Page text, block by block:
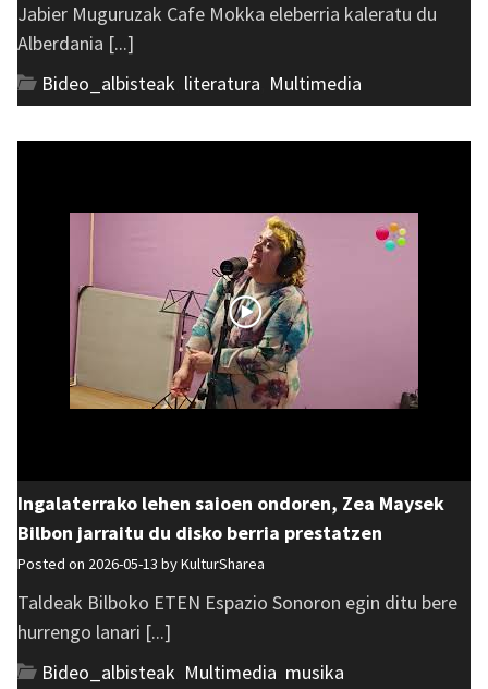
Jabier Muguruzak Cafe Mokka eleberria kaleratu du
Alberdania [...]
Bideo_albisteak literatura Multimedia
Ingalaterrako lehen saioen ondoren, Zea Maysek
Bilbon jarraitu du disko berria prestatzen
Posted on 2026-05-13 byKulturSharea
Taldeak Bilboko ETEN Espazio Sonoron egin ditu bere
hurrengo lanari [...]
Bideo_albisteak Multimedia musika